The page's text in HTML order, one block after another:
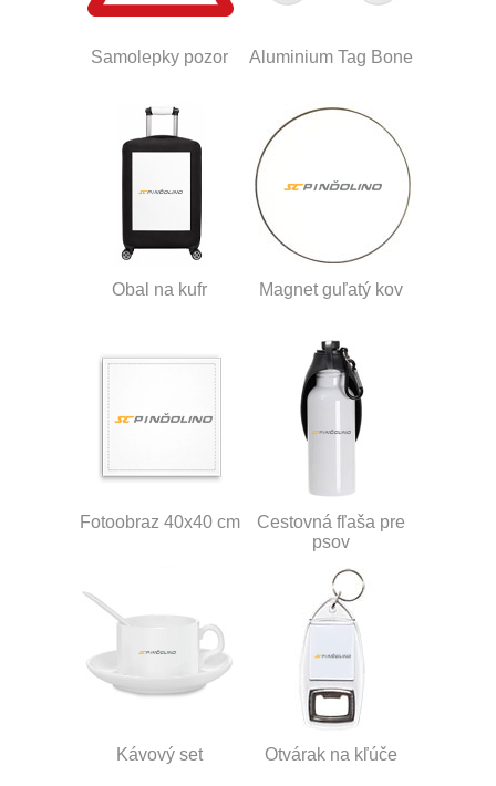
Samolepky pozor Aluminium Tag Bone
Obal na kufr Magnet guľatý kov
Fotoobraz 40x40 cm
Cestovná fľaša pre
psov
Kávový set Otvárak na kľúče